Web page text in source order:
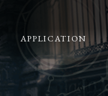
APPLICATION